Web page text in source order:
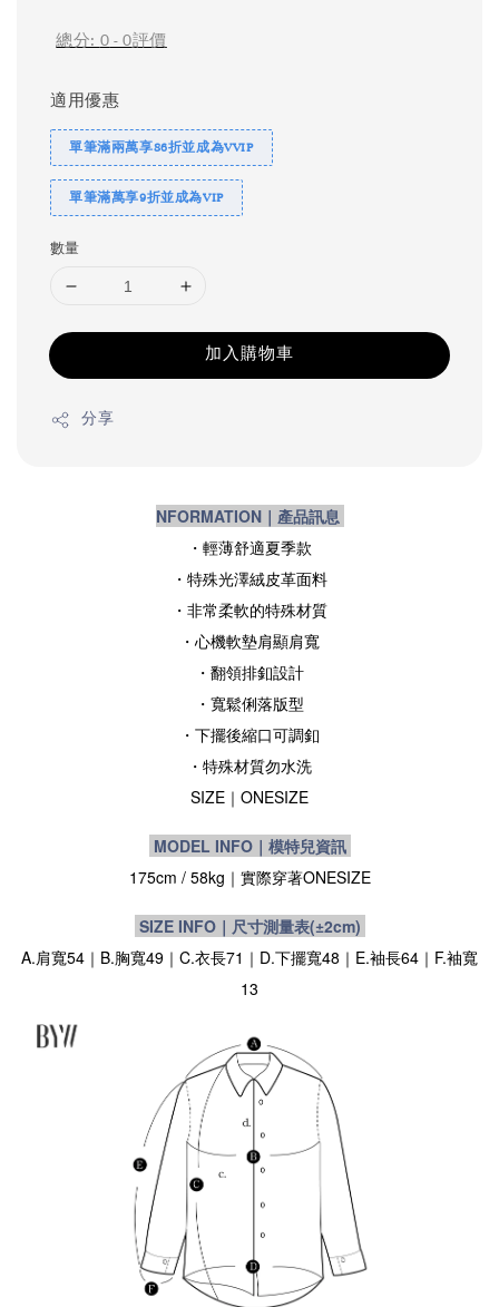
總分: 0 - 0評價
適用優惠
單筆滿兩萬享86折並成為VVIP
單筆滿萬享9折並成為VIP
數量
加入購物車
分享
NFORMATION｜產品訊息
・輕薄舒適夏季款
・特殊光澤絨皮革面料
・非常柔軟的特殊材質
・心機軟墊肩顯肩寬
・翻領排釦設計
・寬鬆俐落版型
・下擺後縮口可調釦
・特殊材質勿水洗
SIZE ｜ONESIZE
MODEL INFO｜模特兒資訊
175cm / 58kg｜實際穿著ONESIZE
SIZE INFO｜尺寸測量表(±2cm)
A.肩寬54｜B.胸寬49｜C.衣長71｜D.下擺寬48｜E.袖長64｜F.袖寬
13